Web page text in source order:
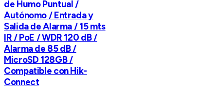
de Humo Puntual /
Autónomo / Entrada y
Salida de Alarma / 15 mts
IR / PoE / WDR 120 dB /
Alarma de 85 dB /
MicroSD 128GB /
Compatible con Hik-
Connect